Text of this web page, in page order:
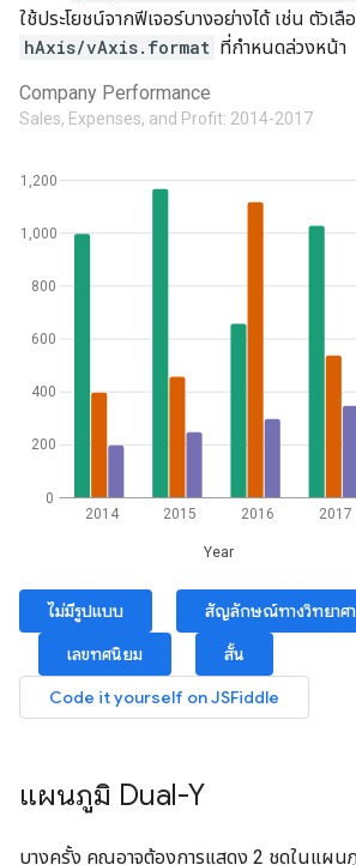
ใช้ประโยชน์จากฟีเจอร์บางอย่างได้ เช่น ตัวเลื
hAxis/vAxis.format ที่กำหนดล่วงหน้า
แผนภูมิ Dual-Y
บางครั้ง คุณอาจต้องการแสดง 2 ชุดในแผ